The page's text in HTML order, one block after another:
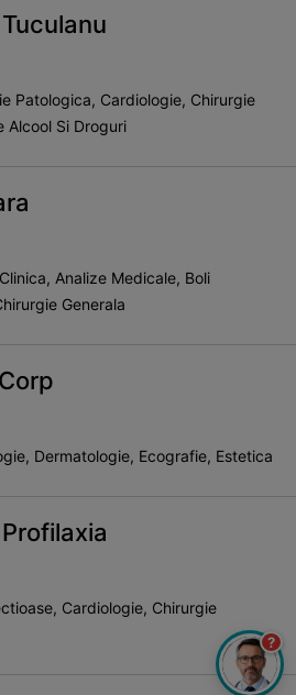
Patologica, Cardiologie, Chirurgie
Alcool Si Droguri
Analize Medicale, Boli
Generala
Dermatologie, Ecografie, Estetica
Cardiologie, Chirurgie
?